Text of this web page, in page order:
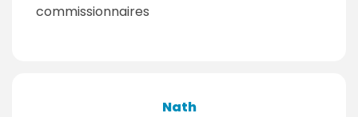
commissionnaires
Nath